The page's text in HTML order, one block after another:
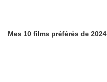
Mes 10 films préférés de 2024